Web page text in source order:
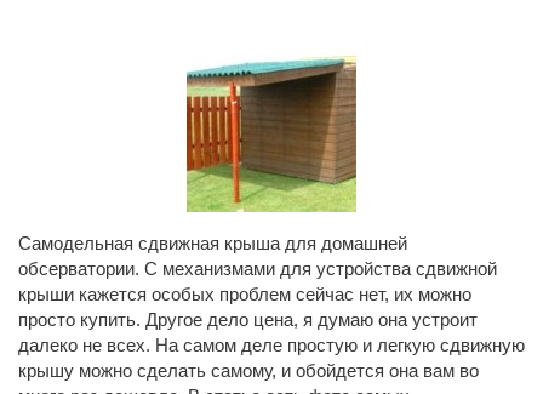
Самодельная сдвижная крыша для домашней
обсерватории. С механизмами для устройства сдвижной
крыши кажется особых проблем сейчас нет, их можно
просто купить. Другое дело цена, я думаю она устроит
далеко не всех. На самом деле простую и легкую сдвижную
крышу можно сделать самому, и обойдется она вам во